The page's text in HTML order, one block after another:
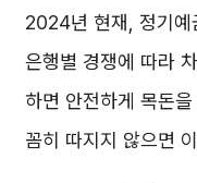
2024년 현재, 정기예
은행별 경쟁에 따라
하면 안전하게 목돈
꼼히 따지지 않으면